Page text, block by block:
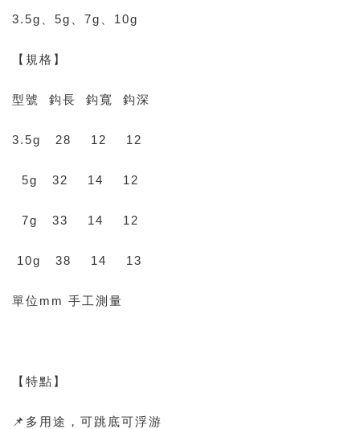
3.5g、5g、7g、10g
【規格】
型號 鈎長 鈎寬 鈎深
3.5g 28 12 12
5g 32 14 12
7g 33 14 12
10g 38 14 13
單位mm 手工測量
【特點】
📌多用途，可跳底可浮游